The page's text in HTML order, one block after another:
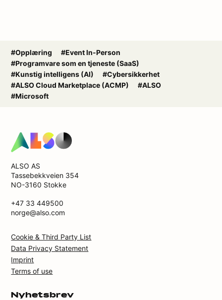
#Opplæring
#Event In-Person
#Programvare som en tjeneste (SaaS)
#Kunstig intelligens (AI)
#Cybersikkerhet
#ALSO Cloud Marketplace (ACMP)
#ALSO
#Microsoft
ALSO AS
Tassebekkveien 354
NO-3160 Stokke
+47 33 449500
norge@also.com
Cookie & Third Party List
Data Privacy Statement
Imprint
Terms of use
Nyhetsbrev